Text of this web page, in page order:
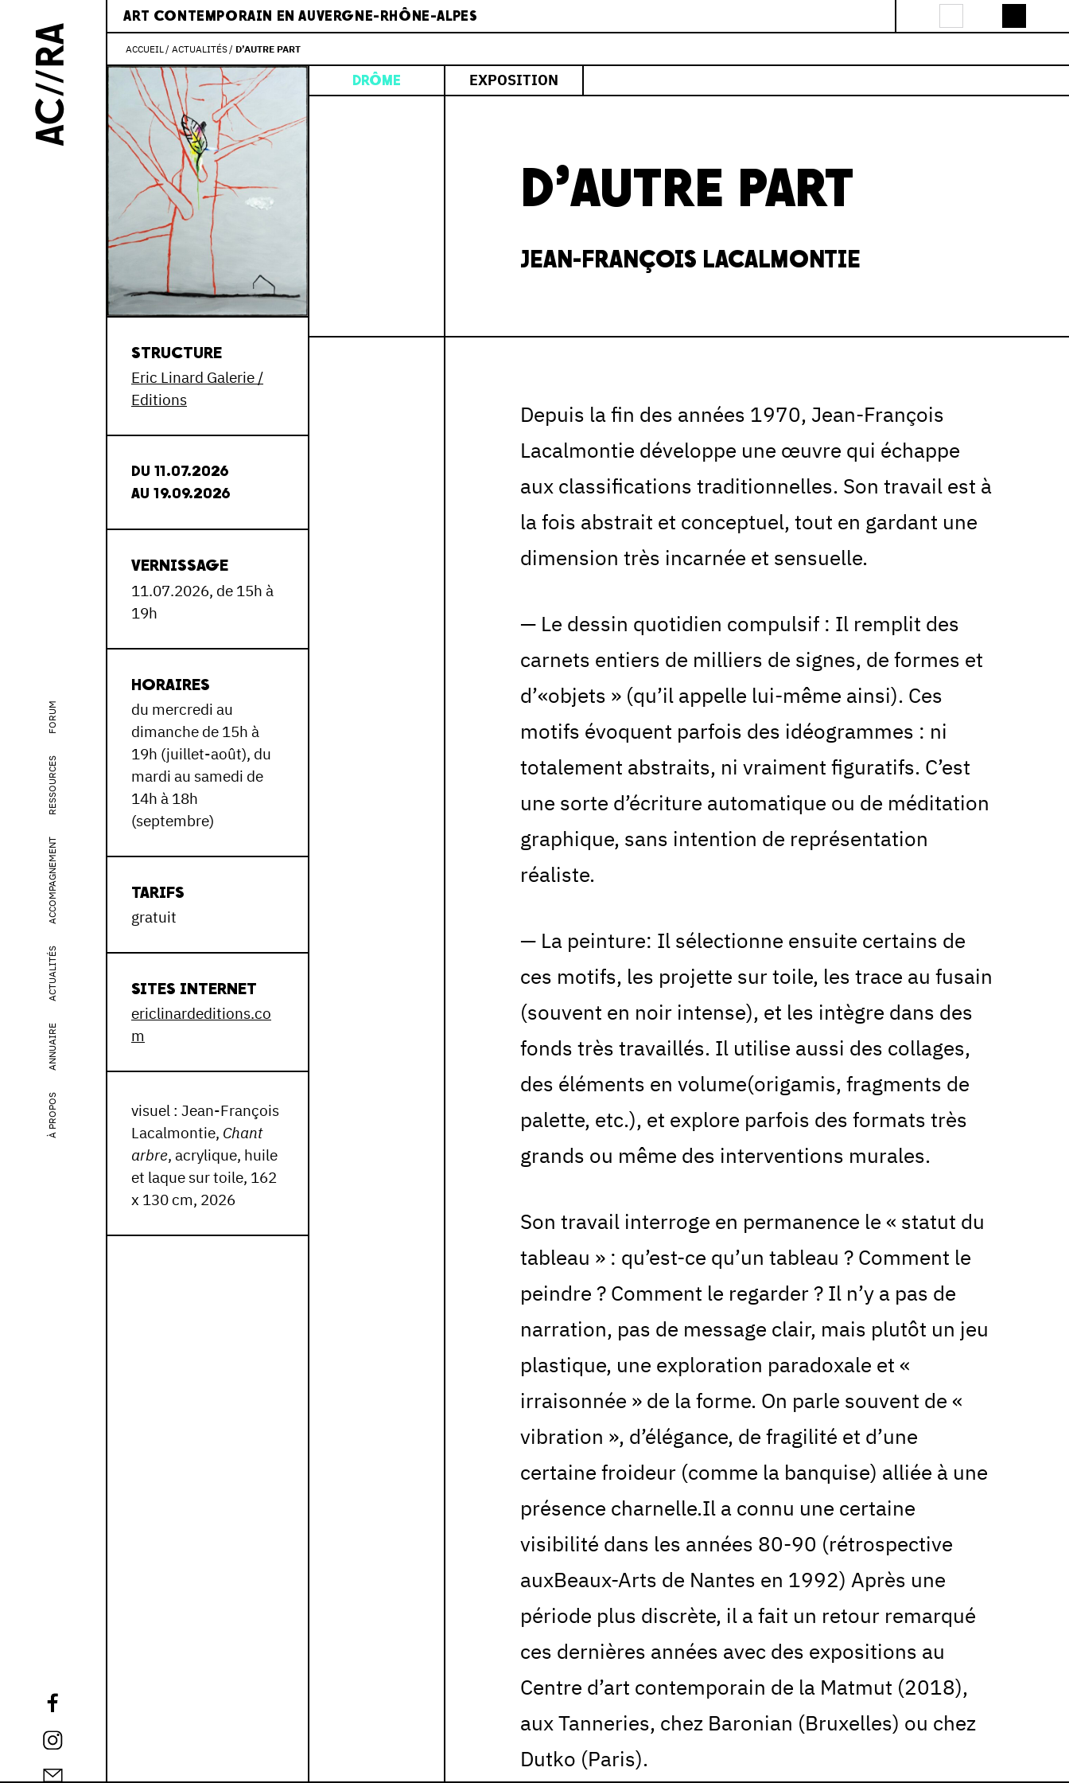
ART CONTEMPORAIN EN AUVERGNE-RHÔNE-ALPES
À PROPOS
ANNUAIRE
ACTUALITÉS
ACCOMPAGNEMENT
RESSOURCES
FORUM
ACCUEIL ACTUALITÉS D’AUTRE PART
DRÔME
STRUCTURE
Eric Linard Galerie /
Editions
DU 11.07.2026
AU 19.09.2026
VERNISSAGE
11.07.2026, de 15h à
19h
HORAIRES
du mercredi au
dimanche de 15h à
19h (juillet-août), du
mardi au samedi de
14h à 18h
(septembre)
TARIFS
gratuit
SITES INTERNET
ericlinardeditions.co
m
visuel : Jean-François
Lacalmontie, Chant
arbre, acrylique, huile
et laque sur toile, 162
x 130 cm, 2026
EXPOSITION
D’AUTRE PART
JEAN-FRANÇOIS LACALMONTIE
Depuis la fin des années 1970, Jean-François
Lacalmontie développe une œuvre qui échappe
aux classifications traditionnelles. Son travail est à
la fois abstrait et conceptuel, tout en gardant une
dimension très incarnée et sensuelle.
— Le dessin quotidien compulsif : Il remplit des
carnets entiers de milliers de signes, de formes et
d’«objets » (qu’il appelle lui-même ainsi). Ces
motifs évoquent parfois des idéogrammes : ni
totalement abstraits, ni vraiment figuratifs. C’est
une sorte d’écriture automatique ou de méditation
graphique, sans intention de représentation
réaliste.
— La peinture: Il sélectionne ensuite certains de
ces motifs, les projette sur toile, les trace au fusain
(souvent en noir intense), et les intègre dans des
fonds très travaillés. Il utilise aussi des collages,
des éléments en volume(origamis, fragments de
palette, etc.), et explore parfois des formats très
grands ou même des interventions murales.
Son travail interroge en permanence le « statut du
tableau » : qu’est-ce qu’un tableau ? Comment le
peindre ? Comment le regarder ? Il n’y a pas de
narration, pas de message clair, mais plutôt un jeu
plastique, une exploration paradoxale et «
irraisonnée » de la forme. On parle souvent de «
vibration », d’élégance, de fragilité et d’une
certaine froideur (comme la banquise) alliée à une
présence charnelle.Il a connu une certaine
visibilité dans les années 80-90 (rétrospective
auxBeaux-Arts de Nantes en 1992) Après une
période plus discrète, il a fait un retour remarqué
ces dernières années avec des expositions au
Centre d’art contemporain de la Matmut (2018),
aux Tanneries, chez Baronian (Bruxelles) ou chez
Dutko (Paris).